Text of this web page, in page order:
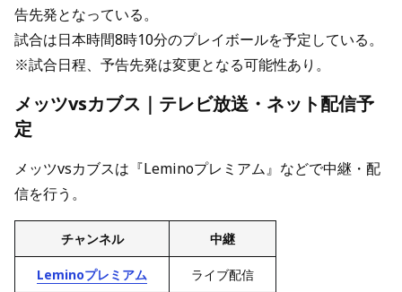
告先発となっている。
試合は日本時間8時10分のプレイボールを予定している。
※試合日程、予告先発は変更となる可能性あり。
メッツvsカブス｜テレビ放送・ネット配信予
定
メッツvsカブスは『Leminoプレミアム』などで中継・配
信を行う。
チャンネル 中継
Leminoプレミアム ライブ配信